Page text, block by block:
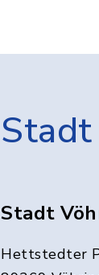
Stadt
Hettstedter